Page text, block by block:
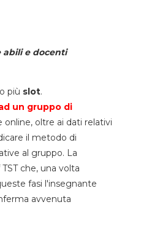
e docenti
più slot.
un gruppo di
oltre ai dati relativi
il metodo di
al gruppo. La
che, una volta
fasi l'insegnante
avvenuta